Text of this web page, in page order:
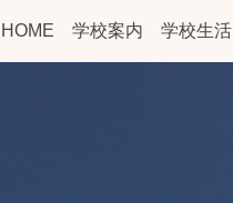
HOME 学校案内 学校生活